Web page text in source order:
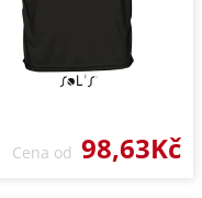
Cena od 98,63Kč